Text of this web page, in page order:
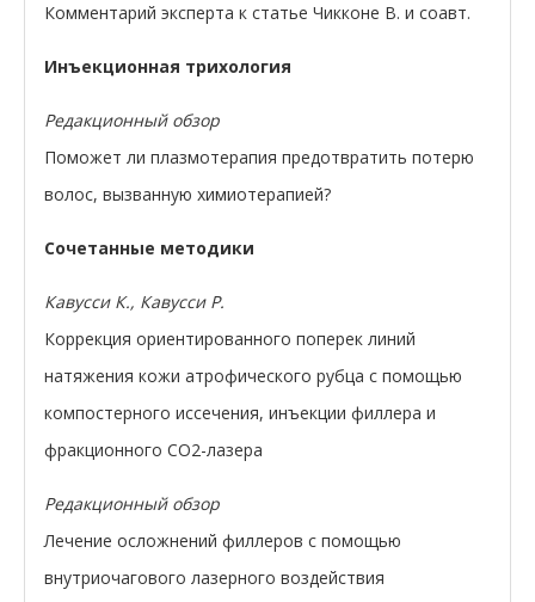
Комментарий эксперта к статье Чикконе В. и соавт.
Инъекционная трихология
Редакционный обзор
Поможет ли плазмотерапия предотвратить потерю
волос, вызванную химиотерапией?
Сочетанные методики
Кавусси К., Кавусси Р.
Коррекция ориентированного поперек линий
натяжения кожи атрофического рубца с помощью
компостерного иссечения, инъекции филлера и
фракционного CO2-лазера
Редакционный обзор
Лечение осложнений филлеров с помощью
внутриочагового лазерного воздействия